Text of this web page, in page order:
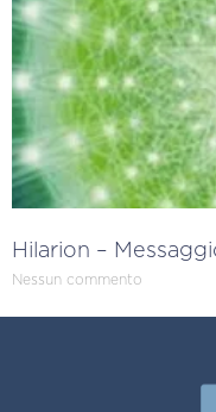
Hilarion –
Nessun commento